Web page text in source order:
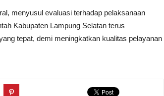
menyusul evaluasi terhadap pelaksanaan
Kabupaten Lampung Selatan terus
tepat, demi meningkatkan kualitas pelayanan